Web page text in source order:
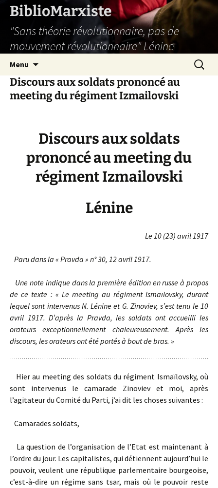
Aller
contenu
BiblioMarxiste
"Sans théorie révolutionnaire, pas de
mouvement révolutionnaire" Lénine
Menu
Discours aux soldats prononcé au
meeting du régiment Izmailovski
Discours aux soldats
prononcé au meeting du
régiment Izmailovski
Lénine
Le 10 (23) avril 1917
Paru dans la « Pravda » n° 30, 12 avril 1917.
Une note indique dans la première édition en russe à propos
de ce texte : « Le meeting au régiment Ismaïlovsky, durant
lequel sont intervenus N. Lénine et G. Zinoviev, s’est tenu le 10
avril 1917. D’après la Pravda, les soldats ont accueilli les
orateurs exceptionnellement chaleureusement. Après les
discours, les orateurs ont été portés à bout de bras. »
Hier au meeting des soldats du régiment Ismaïlovsky, où
sont intervenus le camarade Zinoviev et moi, après
l’agitateur du Comité du Parti, j’ai dit les choses suivantes :
Camarades soldats,
La question de l’organisation de l’Etat est maintenant à
l’ordre du jour. Les capitalistes, qui détiennent aujourd’hui le
pouvoir, veulent une république parlementaire bourgeoise,
c’est-à-dire un régime sans tsar, mais où le pouvoir reste